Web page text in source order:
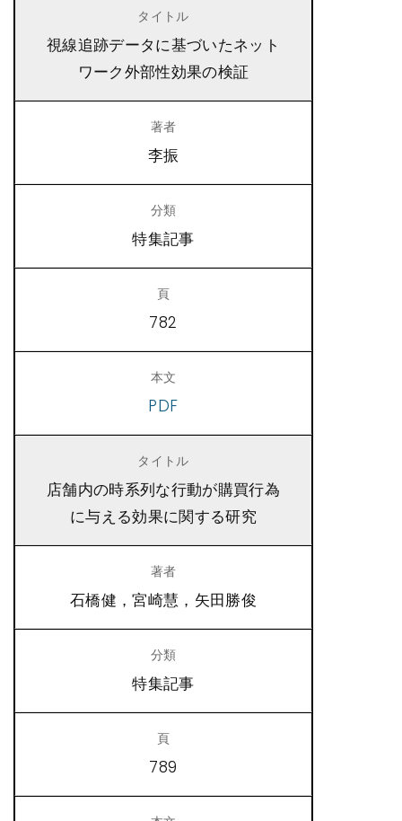
視線追跡データに基づいたネット
ワーク外部性効果の検証
李振
特集記事
782
PDF
店舗内の時系列な行動が購買行為
に与える効果に関する研究
石橋健，宮崎慧，矢田勝俊
特集記事
789